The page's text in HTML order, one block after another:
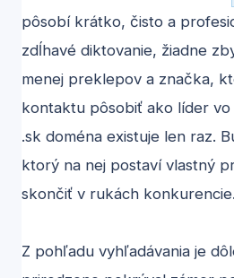
pôsobí krátko, čisto a
zdĺhavé diktovanie, žiadne
menej preklepov a značka,
kontaktu pôsobiť ako líder vo
.sk doména existuje len raz.
ktorý na nej postaví vlastný
skončiť v rukách konkurencie.
Z pohľadu vyhľadávania je